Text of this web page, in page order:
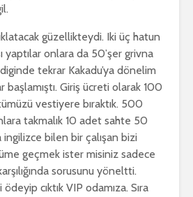
güzellikteydi. Iki üç hatun
yaptılar onlara da 50’şer grivna
tekrar Kakadu’ya dönelim
Giriş ücreti olarak 100
vestiyere bıraktık. 500
takmalık 10 adet sahte 50
ingilizce bilen bir çalışan bizi
geçmek ister misiniz sadece
sorusunu yöneltti.
cıktık VIP odamıza. Sıra